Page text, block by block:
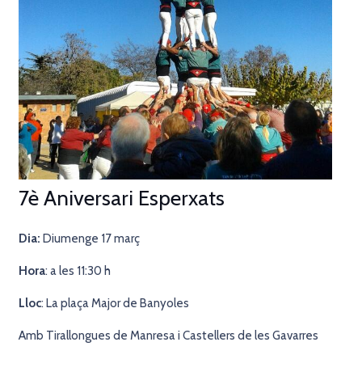
7è Aniversari Esperxats
Dia: Diumenge 17 març
Hora: a les 11:30 h
Lloc: La plaça Major de Banyoles
Amb Tirallongues de Manresa i Castellers de les Gavarres